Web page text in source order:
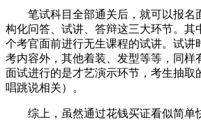
笔试科目全部通关后，就可以报名
构化问答、试讲、答辩这三大环节。其
个考官面前进行无生课程的试讲。试讲
考内容外，其他着装、发型等等，同样
面试进行的是才艺演示环节，考生抽取
唱跳说相关）。
综上，虽然通过花钱买证看似简单